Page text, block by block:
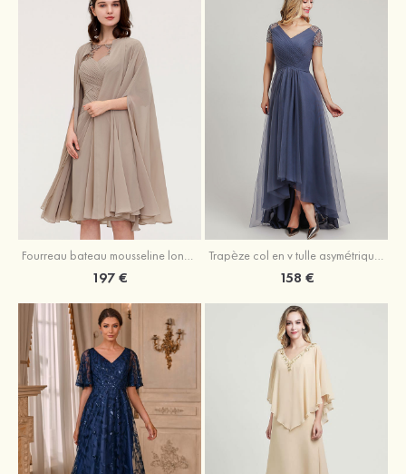
Fourreau bateau mousseline longueur genou robe de mère de la mariée avec appliqué plissé veste
197 €
Trapèze col en v tulle asymétrique robe de mère de la mariée
158 €